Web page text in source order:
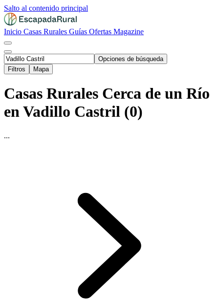
Salto al contenido principal
Inicio Casas Rurales Guías Ofertas Magazine
Opciones de búsqueda
Filtros
Mapa
Casas Rurales Cerca de un Río
en Vadillo Castril (0)
...